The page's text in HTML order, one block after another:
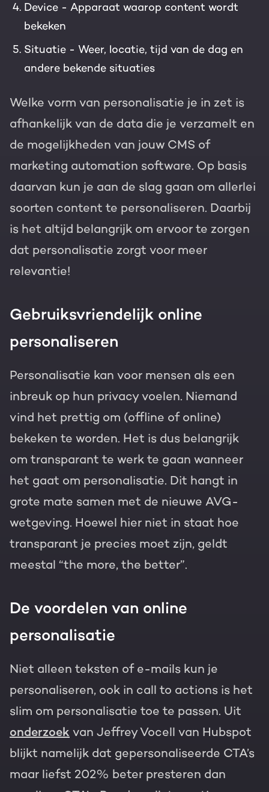
Device - Apparaat waarop content wordt
bekeken
Situatie - Weer, locatie, tijd van de dag en
andere bekende situaties
Welke vorm van personalisatie je in zet is
afhankelijk van de data die je verzamelt en
de mogelijkheden van jouw CMS of
marketing automation software. Op basis
daarvan kun je aan de slag gaan om allerlei
soorten content te personaliseren. Daarbij
is het altijd belangrijk om ervoor te zorgen
dat personalisatie zorgt voor meer
relevantie!
Gebruiksvriendelijk online
personaliseren
Personalisatie kan voor mensen als een
inbreuk op hun privacy voelen. Niemand
vind het prettig om (offline of online)
bekeken te worden. Het is dus belangrijk
om transparant te werk te gaan wanneer
het gaat om personalisatie. Dit hangt in
grote mate samen met de nieuwe AVG-
wetgeving. Hoewel hier niet in staat hoe
transparant je precies moet zijn, geldt
meestal “the more, the better”.
De voordelen van online
personalisatie
Niet alleen teksten of e-mails kun je
personaliseren, ook in call to actions is het
slim om personalisatie toe te passen. Uit
onderzoek van Jeffrey Vocell van Hubspot
blijkt namelijk dat gepersonaliseerde CTA’s
maar liefst 202% beter presteren dan